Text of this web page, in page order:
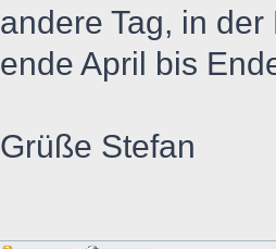
andere Tag, in
ende April bis
Grüße Stefan